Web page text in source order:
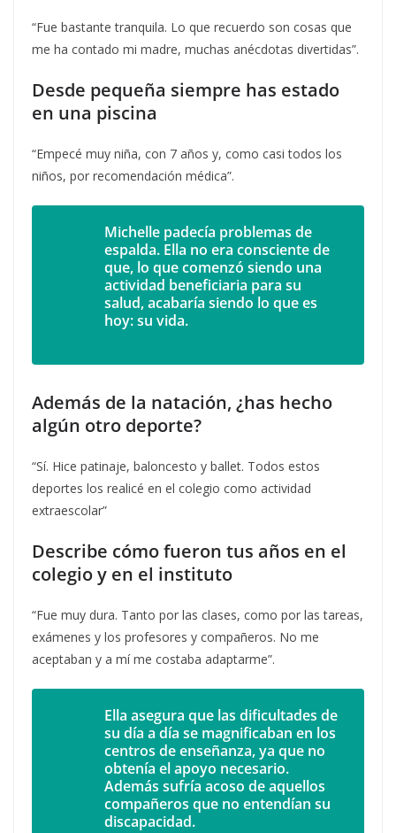
“Fue bastante tranquila. Lo que recuerdo son cosas que
me ha contado mi madre, muchas anécdotas divertidas”.
Desde pequeña siempre has estado
en una piscina
“Empecé muy niña, con 7 años y, como casi todos los
niños, por recomendación médica”.
Michelle padecía problemas de
espalda. Ella no era consciente de
que, lo que comenzó siendo una
actividad beneficiaria para su
salud, acabaría siendo lo que es
hoy: su vida.
Además de la natación, ¿has hecho
algún otro deporte?
“Sí. Hice patinaje, baloncesto y ballet. Todos estos
deportes los realicé en el colegio como actividad
extraescolar”
Describe cómo fueron tus años en el
colegio y en el instituto
“Fue muy dura. Tanto por las clases, como por las tareas,
exámenes y los profesores y compañeros. No me
aceptaban y a mí me costaba adaptarme”.
Ella asegura que las dificultades de
su día a día se magnificaban en los
centros de enseñanza, ya que no
obtenía el apoyo necesario.
Además sufría acoso de aquellos
compañeros que no entendían su
discapacidad.